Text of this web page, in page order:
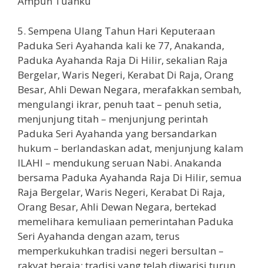
5. Sempena Ulang Tahun Hari Keputeraan
Paduka Seri Ayahanda kali ke 77, Anakanda,
Paduka Ayahanda Raja Di Hilir, sekalian Raja
Bergelar, Waris Negeri, Kerabat Di Raja, Orang
Besar, Ahli Dewan Negara, merafakkan sembah,
mengulangi ikrar, penuh taat – penuh setia,
menjunjung titah – menjunjung perintah
Paduka Seri Ayahanda yang bersandarkan
hukum – berlandaskan adat, menjunjung kalam
ILAHI – mendukung seruan Nabi. Anakanda
bersama Paduka Ayahanda Raja Di Hilir, semua
Raja Bergelar, Waris Negeri, Kerabat Di Raja,
Orang Besar, Ahli Dewan Negara, bertekad
memelihara kemuliaan pemerintahan Paduka
Seri Ayahanda dengan azam, terus
memperkukuhkan tradisi negeri bersultan –
rakyat beraja; tradisi yang telah diwarisi turun